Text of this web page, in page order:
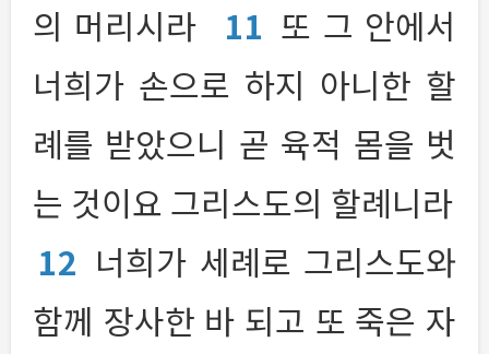
의 머리시라
11 또 그 안에서
너희가 손으로 하지 아니한 할
례를 받았으니 곧 육적 몸을 벗
는 것이요 그리스도의 할례니라
12 너희가 세례로 그리스도와
함께 장사한 바 되고 또 죽은 자